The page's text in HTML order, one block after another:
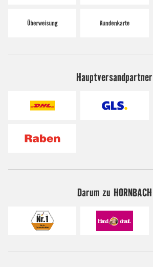
Hauptversandpartner
Darum zu HORNBACH